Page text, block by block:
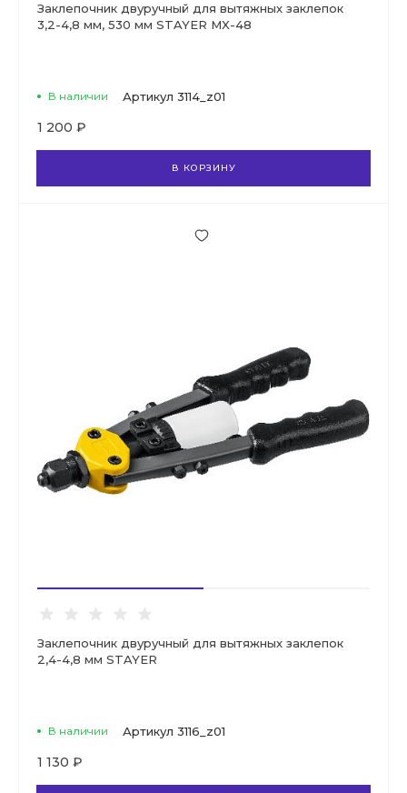
Заклепочник двуручный для вытяжных заклепок
3,2-4,8 мм, 530 мм STAYER MX-48
В наличии Артикул 3114_z01
1 200 ₽
В КОРЗИНУ
Заклепочник двуручный для вытяжных заклепок
2,4-4,8 мм STAYER
В наличии Артикул 3116_z01
1 130 ₽